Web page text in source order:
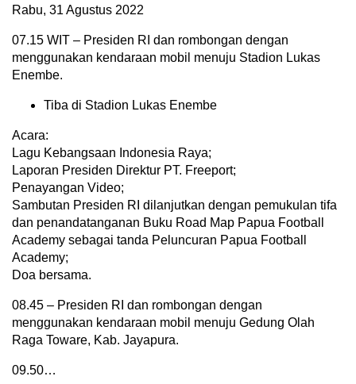
Rabu, 31 Agustus 2022
07.15 WIT – Presiden RI dan rombongan dengan
menggunakan kendaraan mobil menuju Stadion Lukas
Enembe.
Tiba di Stadion Lukas Enembe
Acara:
Lagu Kebangsaan Indonesia Raya;
Laporan Presiden Direktur PT. Freeport;
Penayangan Video;
Sambutan Presiden RI dilanjutkan dengan pemukulan tifa
dan penandatanganan Buku Road Map Papua Football
Academy sebagai tanda Peluncuran Papua Football
Academy;
Doa bersama.
08.45 – Presiden RI dan rombongan dengan
menggunakan kendaraan mobil menuju Gedung Olah
Raga Toware, Kab. Jayapura.
09.50…